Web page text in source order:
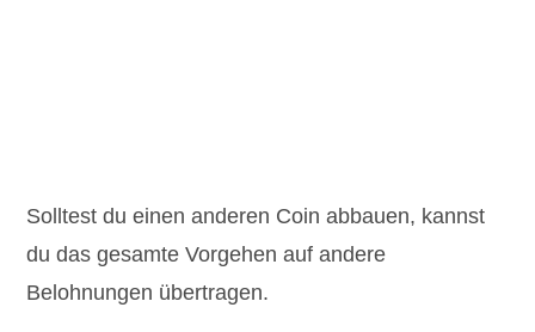
Solltest du einen anderen Coin abbauen, kannst
du das gesamte Vorgehen auf andere
Belohnungen übertragen.